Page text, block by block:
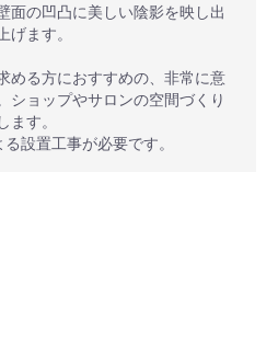
面の凹凸に美しい陰影を映し出
げます。
める方におすすめの、非常に意
ショップやサロンの空間づくり
ます。
設置工事が必要です。